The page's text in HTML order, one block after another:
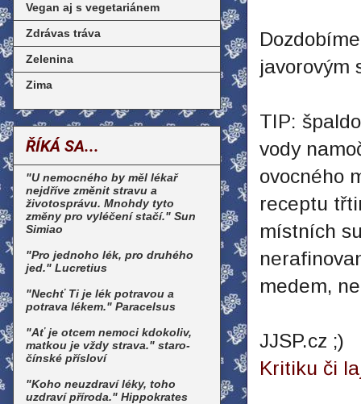
javorovým
TIP:
vody
ovocného
receptu
místních
medem,
JJSP.cz ;)
Kritiku či
Vegan aj s vegetariánem
Zdrávas tráva
Zelenina
Zima
ŘÍKÁ SA...
"U nemocného by měl lékař
nejdříve změnit stravu a
životosprávu. Mnohdy tyto
změny pro vyléčení stačí." Sun
Simiao
"Pro jednoho lék, pro druhého
jed." Lucretius
"Nechť Ti je lék potravou a
potrava lékem." Paracelsus
"Ať je otcem nemoci kdokoliv,
matkou je vždy strava." staro-
čínské přísloví
"Koho neuzdraví léky, toho
uzdraví příroda." Hippokrates